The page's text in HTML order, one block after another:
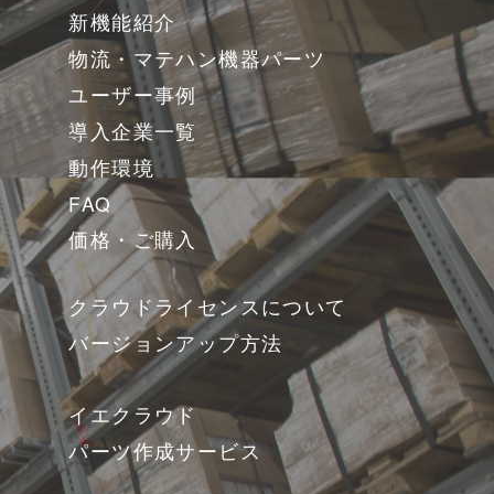
新機能紹介
物流・マテハン機器パーツ
ユーザー事例
導入企業一覧
動作環境
FAQ
価格・ご購入
クラウドライセンスについて
バージョンアップ方法
イエクラウド
パーツ作成サービス